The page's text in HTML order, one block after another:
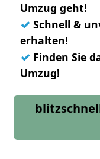
Umzug geht!
✓ Schnell &
erhalten!
✓ Finden Sie
Umzug!